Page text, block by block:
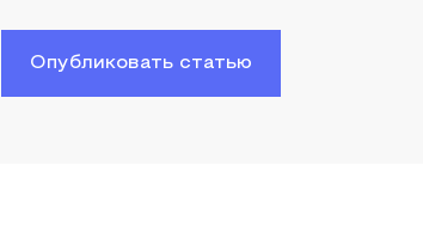
Опубликовать статью